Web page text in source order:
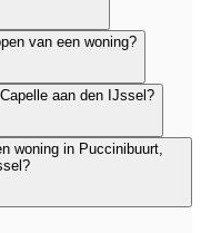
van een woning?
aan den IJssel?
woning in Puccinibuurt,